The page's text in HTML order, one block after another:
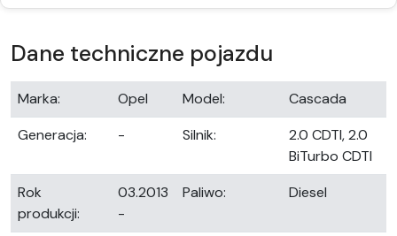
Dane techniczne pojazdu
Marka: Opel Model:
Cascada
Generacja:
- Silnik:
2.0 CDTI, 2.0
BiTurbo CDTI
Rok
produkcji:
03.2013
-
Paliwo: Diesel